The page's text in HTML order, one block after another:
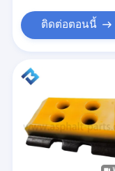
ติดต่อตอนนี้